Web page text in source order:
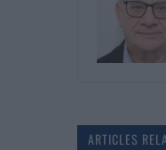
ARTICLES